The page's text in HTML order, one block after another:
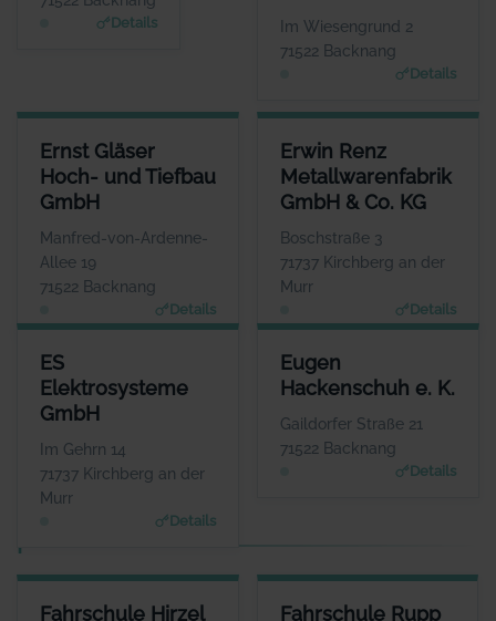
Details
www.elpo.de
Unternehmer-
Berater
Im Wiesengrund 2
71522 Backnang
Details
Ernst Gläser
Hoch- und Tiefbau
GmbH
Manfred-von-Ardenne-
Allee 19
71522 Backnang
Details
ERNST GLÄSER HOCH- UND TIEFBAU GMBH
ANSPRECHPARTNER
Herr Ulrich Gläser
WEBSITE
Erwin Renz
Metallwarenfabrik
GmbH & Co. KG
Boschstraße 3
71737 Kirchberg an der
Murr
Details
ERWIN RENZ
ES
Elektrosysteme
GmbH
Im Gehrn 14
71737 Kirchberg an der
Murr
Details
ES ELEKTROSYSTEME GMBH
Herr Espen Wilhelm
Eugen
Hackenschuh e. K.
Gaildorfer Straße 21
71522 Backnang
Details
EUGEN HACKENSCHUH E. K.
ANSPRECHPARTNER
Herr Alexander
Eckstein
www.hackenschuh.eu
F
Fahrschule Hirzel
FAHRSCHULE HIRZEL - WASCHPARK WEISSACH IM TAL
Fahrschule Rupp
FAHRSCHULE RUPP